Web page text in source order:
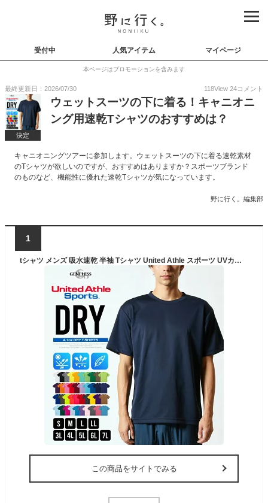
受付中 人気アイテム マイページ
本ページはプロモーションを含みます
最終更新日：2026/07/30 118View 24コメント
決定
ウェットスーツの下に着る！キャニオニ
ング用速乾Tシャツのおすすめは？
キャニオニングツアーに参加します。ウェットスーツの下に着る速乾素材
のTシャツが欲しいのですが、おすすめはありますか？スポーツブランド
のものなど、機能性に優れた速乾Tシャツが気になっています。
野に行く。編集部
1
tシャツ メンズ 吸水速乾 半袖 Tシャツ United Athle スポーツ UVカット 半袖tシャツ Uネック インナー 軽量 カットソー 運動会 文化祭 ユニフォーム お揃い ダンス 全20色 5900-01 ジェネレス
この商品をサイトでみる